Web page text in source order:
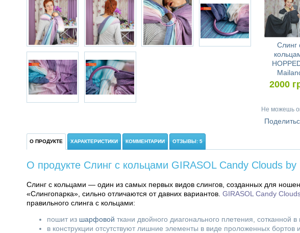
Слинг
2000
Не можешь
О ПРОДУКТЕ ХАРАКТЕРИСТИКИ КОММЕНТАРИИ ОТЗЫВЫ: 5
О продукте Слинг с кольцами GIRASOL Candy Clouds by
Слинг с кольцами — один из самых первых видов слингов, созданных для
«Слингопарка», сильно отличаются от давних вариантов. GIRASOL Candy
правильного слинга с кольцами:
пошит из шарфовой ткани двойного диагонального плетения, сотканной
в конструкции отсутствуют лишние элементы в виде проложенных